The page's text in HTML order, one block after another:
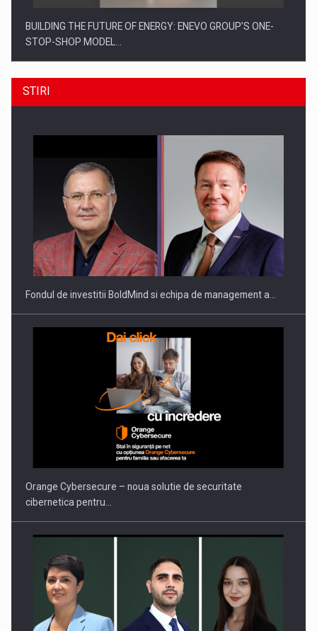
BUILDING THE FUTURE OF ENERGY: ENEVO GROUP’S ONE-
STOP-SHOP MODEL…
ROOTED IN ROMANIA, BUILT TO DELIVER TECHNOLOGY FOR
THE…
PUTTING ROMANIAN CORPORATE COMPANIES ON THE
INTERNATIONAL BUSINESS SCENE
STIRI
Fondul de investitii BoldMind si echipa de management a…
Orange Cybersecure – noua solutie de securitate
cibernetica pentru…